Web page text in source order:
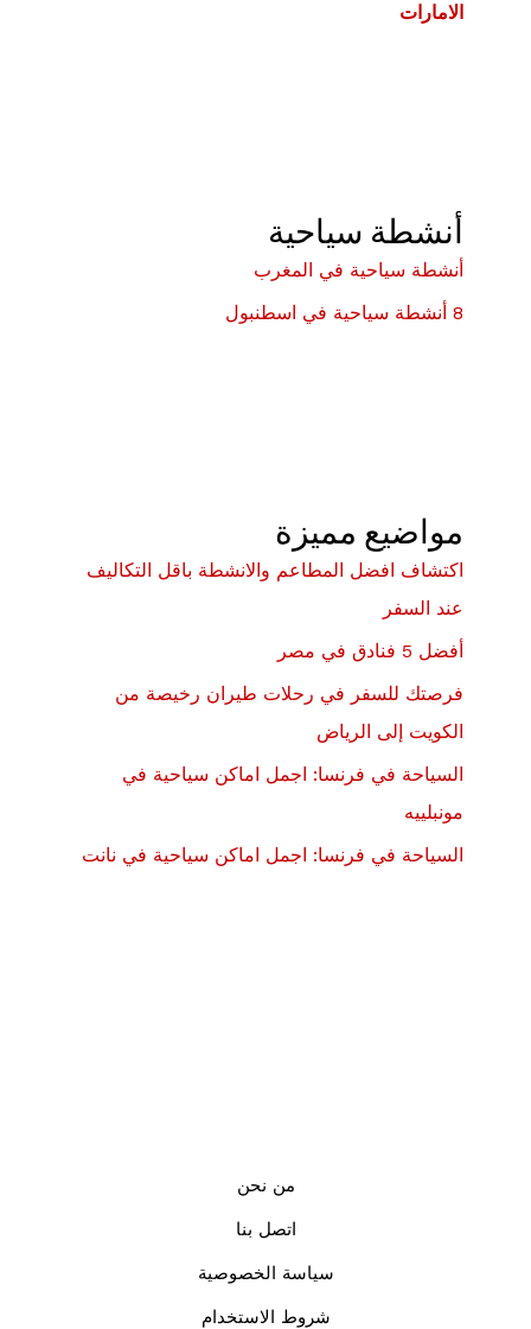
الامارات
أنشطة سياحية
أنشطة سياحية في المغرب
8 أنشطة سياحية في اسطنبول
مواضيع مميزة
اكتشاف افضل المطاعم والانشطة باقل التكاليف
عند السفر
أفضل 5 فنادق في مصر
فرصتك للسفر في رحلات طيران رخيصة من
الكويت إلى الرياض
السياحة في فرنسا: اجمل اماكن سياحية في
مونبلييه
السياحة في فرنسا: اجمل اماكن سياحية في نانت
من نحن
اتصل بنا
سياسة الخصوصية
شروط الاستخدام